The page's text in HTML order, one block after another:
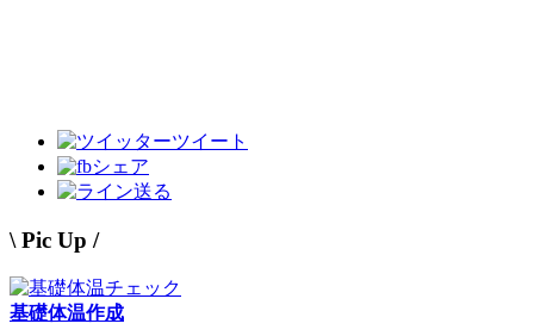
ツイート
シェア
送る
\ Pic Up /
基礎体温作成